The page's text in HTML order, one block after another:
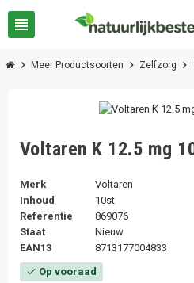
view_headline
chevron_right Meer Productsoorten chevron_right Zelfzorg chevron_right
Voltaren K 12.5 mg
Merk
Voltaren
Inhoud
10st
Referentie
869076
Staat
Nieuw
EAN13
8713177004833
check Op vooraad